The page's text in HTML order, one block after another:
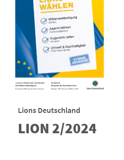
Lions Deutschland
LION 2/2024